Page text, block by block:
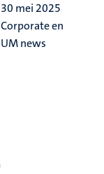
30 mei 2025
Corporate en
UM news